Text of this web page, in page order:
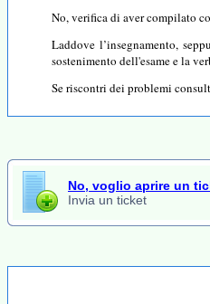
No, verifica di aver compilato
Laddove l’insegnamento,
sostenimento dell'esame e la
Se riscontri dei problemi
No, voglio aprire un
Invia un ticket